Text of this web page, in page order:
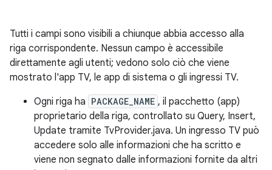
Tutti i campi sono visibili a chiunque abbia accesso alla
riga corrispondente. Nessun campo è accessibile
direttamente agli utenti; vedono solo ciò che viene
mostrato l'app TV, le app di sistema o gli ingressi TV.
Ogni riga ha PACKAGE_NAME , il pacchetto (app)
proprietario della riga, controllato su Query, Insert,
Update tramite TvProvider.java. Un ingresso TV può
accedere solo alle informazioni che ha scritto e
viene non segnato dalle informazioni fornite da altri